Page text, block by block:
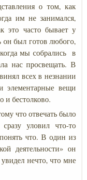
о том, как
им не занимался,
это часто бывает у
был готов любого,
мы собрались в
нас просвещать. В
всех в незнании
элементарные вещи
и бестолково.
что отвечать было
уловил что-то
что. В один из
деятельности» он
нечто, что мне